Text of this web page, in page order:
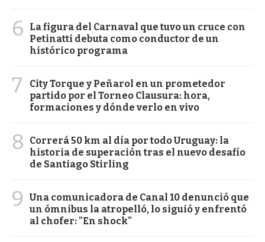
6
La figura del Carnaval que tuvo un cruce con
Petinatti debuta como conductor de un
histórico programa
7
City Torque y Peñarol en un prometedor
partido por el Torneo Clausura: hora,
formaciones y dónde verlo en vivo
8
Correrá 50 km al día por todo Uruguay: la
historia de superación tras el nuevo desafío
de Santiago Stirling
9
Una comunicadora de Canal 10 denunció que
un ómnibus la atropelló, lo siguió y enfrentó
al chofer: "En shock"